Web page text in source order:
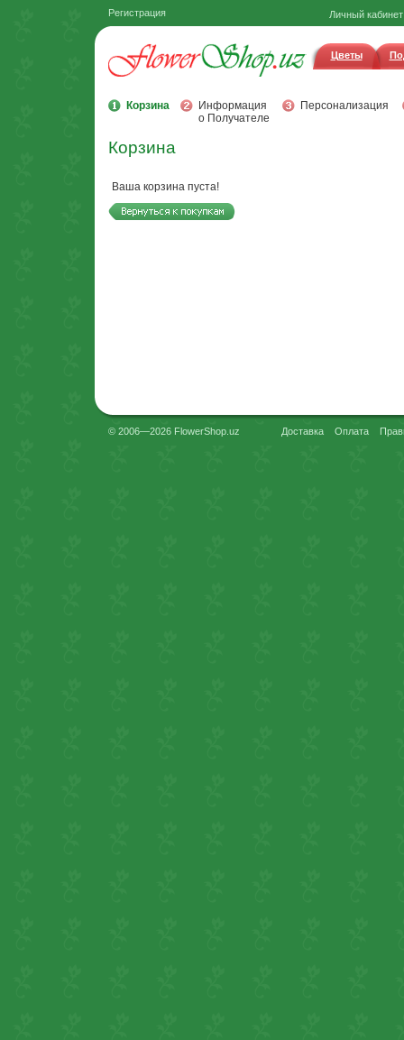
Регистрация Личный кабинет
Цветы
Корзина
Информация
о Получателе
Персонализация
Корзина
Ваша корзина пуста!
© 2006—2026 FlowerShop.uz Доставка Оплата